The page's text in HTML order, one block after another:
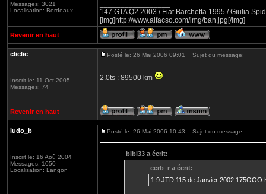
Messages: 3021
Localisation: Bordeaux
147 GTA Q2 2003 / Fiat Barchetta 1995 / Giulia
[img]http://www.alfacso.com/img/ban.jpg[/img]
Revenir en haut
cliclic
Inscrit le: 11 Oct 2005
Messages: 74
Posté le: 26 Mai 2006 09:01 Sujet du message:
2.0ts : 89500 km
Revenir en haut
ludo_b
Inscrit le: 16 Aoû 2004
Messages: 1050
Localisation: Langon
Posté le: 26 Mai 2006 10:43 Sujet du message:
bibi33 a écrit:
cerb_r a écrit:
1.9 JTD 115 de Janvier 2002 175OOO